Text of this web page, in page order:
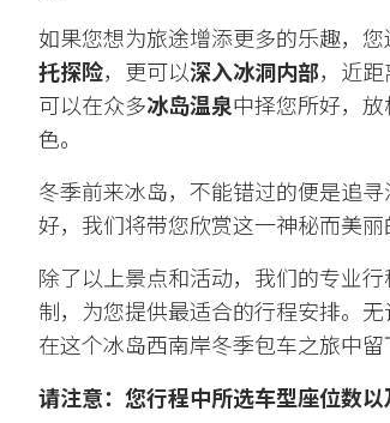
如果您想为旅途增添更多的乐趣，
托探险，更可以深入冰洞内部，近
可以在众多冰岛温泉中择您所好，
色。
冬季前来冰岛，不能错过的便是追寻
好，我们将带您欣赏这一神秘而美丽
除了以上景点和活动，我们的专业
制，为您提供最适合的行程安排。
在这个冰岛西南岸冬季包车之旅中留
请注意：您行程中所选车型座位数以